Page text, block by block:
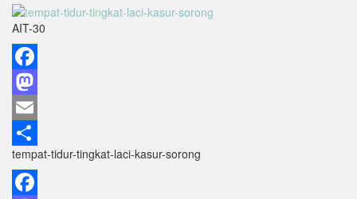
AIT-30
Facebook
Mastodon
Email
Share
tempat-tidur-tingkat-laci-kasur-sorong